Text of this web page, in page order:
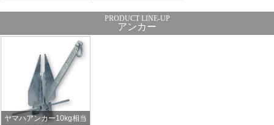
アンカー
ヤマハアンカー10kg相当